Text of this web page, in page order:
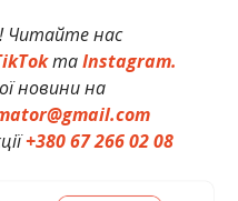
Читайте нас
таInstagram.
новини на
+380 67 266 02 08